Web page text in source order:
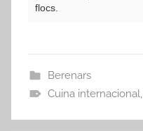
flocs.
Berenars
Cuina internacional,